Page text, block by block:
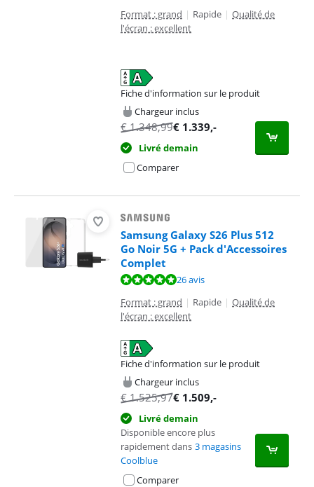
Format : grand | Rapide | Qualité de
l'écran : excellent
Fiche d'information sur le produit
s'ouvre dans un nouvel ongletChargeur inclus
€1.348,99€ 1.339,-
Livré demain
Comparer
Samsung Galaxy S26 Plus 512
Go Noir 5G + Pack d'Accessoires
Complet
La note est de 9,8 sur 10, basée sur 26 avis.26 avis
Format : grand | Rapide | Qualité de
l'écran : excellent
Fiche d'information sur le produit
s'ouvre dans un nouvel ongletChargeur inclus
€1.525,97€ 1.509,-
Livré demain
Disponible encore plus
rapidement dans 3 magasins
Coolblue
Comparer